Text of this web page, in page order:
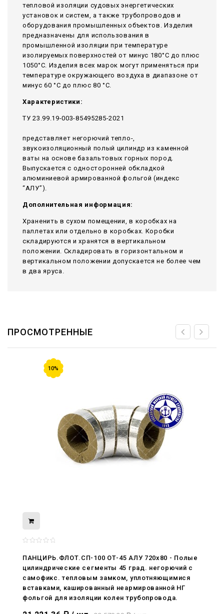
тепловой изоляции судовых энергетических
установок и систем, а также трубопроводов и
оборудования промышленных объектов. Изделия
предназначены для использования в
промышленной изоляции при температуре
изолируемых поверхностей от минус 180°С до плюс
1050°С. Изделия всех марок могут применяться при
температуре окружающего воздуха в диапазоне от
минус 60 °С до плюс 80 °С.
Характеристики:
ТУ 23.99.19-003-85495285-2021
представляет негорючий тепло-,
звукоизоляционный полый цилиндр из каменной
ваты на основе базальтовых горных пород.
Выпускается с односторонней обкладкой
алюминиевой армированной фольгой (индекс
“АЛУ”).
Дополнительная информация:
Храненить в сухом помещении, в коробках на
паллетах или отдельно в коробках. Коробки
складируются и хранятся в вертикальном
положении. Складировать в горизонтальном и
вертикальном положении допускается не более чем
в два яруса.
ПРОСМОТРЕННЫЕ
10%
ПАНЦИРЬ.ФЛОТ.СП-100 ОТ-45 АЛУ 720x80 - Полые
цилиндрические сегменты 45 град. негорючий c
самофикс. тепловым замком, уплотняющимися
вставками, кашированный неармированной НГ
фольгой для изоляции колен трубопровода.
С Днём Победы. Память, которая с
29.04.2026